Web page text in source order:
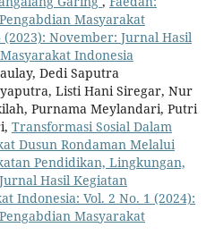
Masyarakat
(2023): November: Jurnal Hasil
Indonesia
Dedi Saputra
Listi Hani Siregar, Nur
Purnama Meylandari, Putri
Transformasi Sosial Dalam
Dusun Rondaman Melalui
Pendidikan, Lingkungan,
Hasil Kegiatan
Indonesia: Vol. 2 No. 1 (2024):
Masyarakat